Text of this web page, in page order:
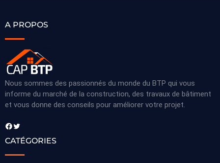
A PROPOS
Nous sommes des passionnés du monde du BTP qui vous
informe du marché de la construction, des travaux de bâtiment
et vous donne des conseils pour améliorer votre projet.
Facebook Twitter
CATÉGORIES